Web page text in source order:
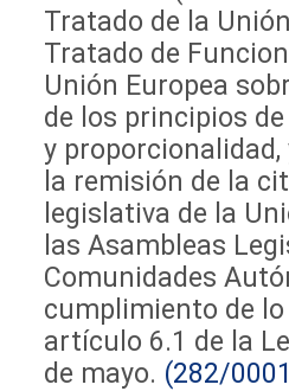
Tratado de la
Tratado de
Unión Europea
de los principios
y proporcionalidad,
la remisión de la
legislativa de la
las Asambleas
Comunidades
cumplimiento de
artículo 6.1 de la
de mayo. (282/